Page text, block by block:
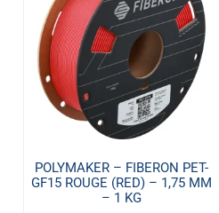
POLYMAKER – FIBERON PET-
GF15 ROUGE (RED) – 1,75 MM
– 1 KG